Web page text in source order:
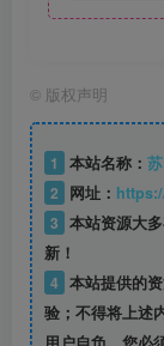
© 版权声明
1 本站名称：
2
网址：
3 本站资源大
新！
4 本站提供的
验；不得将上述